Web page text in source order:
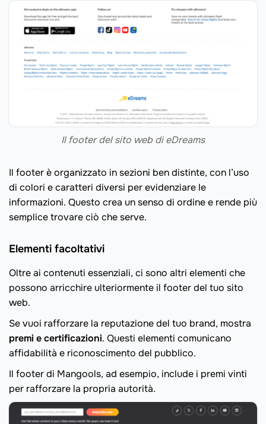
Il footer del sito web di eDreams
Il footer è organizzato in sezioni ben distinte, con l’uso
di colori e caratteri diversi per evidenziare le
informazioni. Questo crea un senso di ordine e rende più
semplice trovare ciò che serve.
Elementi facoltativi
Oltre ai contenuti essenziali, ci sono altri elementi che
possono arricchire ulteriormente il footer del tuo sito
web.
Se vuoi rafforzare la reputazione del tuo brand, mostra
premi e certificazioni. Questi elementi comunicano
affidabilità e riconoscimento del pubblico.
Il footer di Mangools, ad esempio, include i premi vinti
per rafforzare la propria autorità.